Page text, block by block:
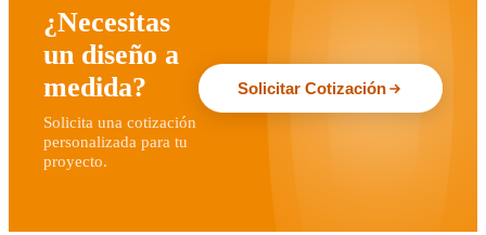
¿Necesitas
un diseño a
medida?
Solicita una cotización
personalizada para tu
proyecto.
Solicitar Cotización